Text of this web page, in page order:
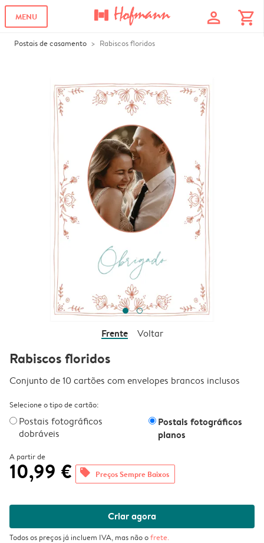
MENU profile shopping_cart
Postais de casamento Rabiscos floridos
Frente Voltar
Rabiscos floridos
Conjunto de 10 cartões com envelopes brancos inclusos
Selecione o tipo de cartão:
Postais fotográficos
dobráveis
Postais fotográficos
planos
A partir de
10,99 € offers Preços Sempre Baixos
Criar agora
Todos os preços já incluem IVA, mas não ofrete.